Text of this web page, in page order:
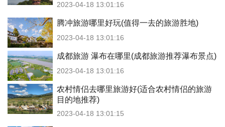
2023-04-18 13:01:16
腾冲旅游哪里好玩(值得一去的旅游胜地)
2023-04-18 13:01:16
成都旅游 瀑布在哪里(成都旅游推荐瀑布景点)
2023-04-18 13:01:16
农村情侣去哪里旅游好(适合农村情侣的旅游
目的地推荐)
2023-04-18 13:01:15